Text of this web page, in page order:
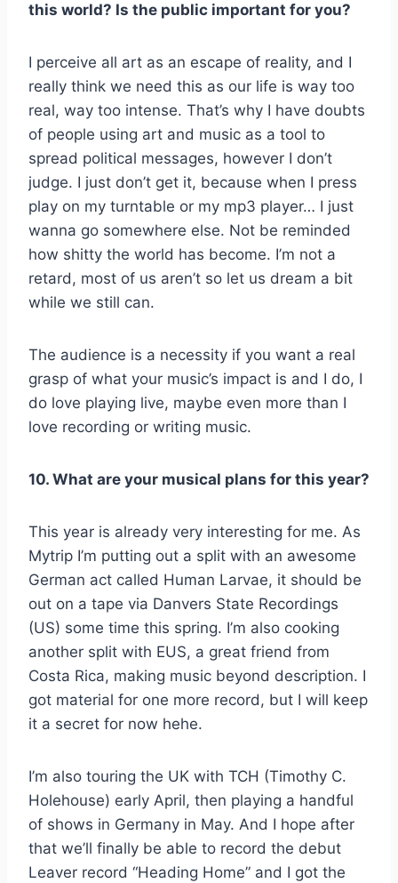
this world? Is the public important for you?
I perceive all art as an escape of reality, and I
really think we need this as our life is way too
real, way too intense. That’s why I have doubts
of people using art and music as a tool to
spread political messages, however I don’t
judge. I just don’t get it, because when I press
play on my turntable or my mp3 player… I just
wanna go somewhere else. Not be reminded
how shitty the world has become. I’m not a
retard, most of us aren’t so let us dream a bit
while we still can.
The audience is a necessity if you want a real
grasp of what your music’s impact is and I do, I
do love playing live, maybe even more than I
love recording or writing music.
10. What are your musical plans for this year?
This year is already very interesting for me. As
Mytrip I’m putting out a split with an awesome
German act called Human Larvae, it should be
out on a tape via Danvers State Recordings
(US) some time this spring. I’m also cooking
another split with EUS, a great friend from
Costa Rica, making music beyond description. I
got material for one more record, but I will keep
it a secret for now hehe.
I’m also touring the UK with TCH (Timothy C.
Holehouse) early April, then playing a handful
of shows in Germany in May. And I hope after
that we’ll finally be able to record the debut
Leaver record “Heading Home” and I got the